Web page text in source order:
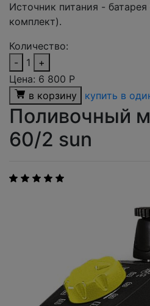
Источник питания -
комплект).
Количество:
-
1
+
Цена: 6 800 Р
в корзину
купить в
Поливочный
60/2 sun